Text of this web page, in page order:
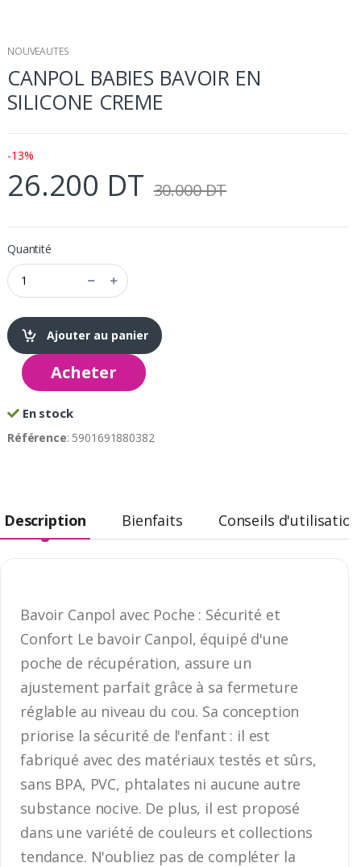
NOUVEAUTES
CANPOL BABIES BAVOIR EN
SILICONE CREME
-13%
26.200 DT 30.000 DT
Quantité
Ajouter au panier
Acheter
En stock
Référence: 5901691880382
Description Bienfaits Conseils d'utilisation
Bavoir Canpol avec Poche : Sécurité et
Confort Le bavoir Canpol, équipé d'une
poche de récupération, assure un
ajustement parfait grâce à sa fermeture
réglable au niveau du cou. Sa conception
priorise la sécurité de l'enfant : il est
fabriqué avec des matériaux testés et sûrs,
sans BPA, PVC, phtalates ni aucune autre
substance nocive. De plus, il est proposé
dans une variété de couleurs et collections
tendance. N'oubliez pas de compléter la